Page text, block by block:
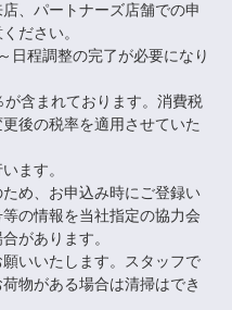
、パートナーズ店舗での申
ださい。
日程調整の完了が必要になり
含まれております。消費税
後の税率を適用させていた
ます。
め、お申込み時にご登録い
の情報を当社指定の協力会
があります。
いいたします。スタッフで
物がある場合は清掃はでき